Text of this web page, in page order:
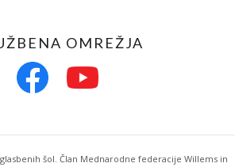
OMREŽJA
šol. Član Mednarodne federacije Willems in